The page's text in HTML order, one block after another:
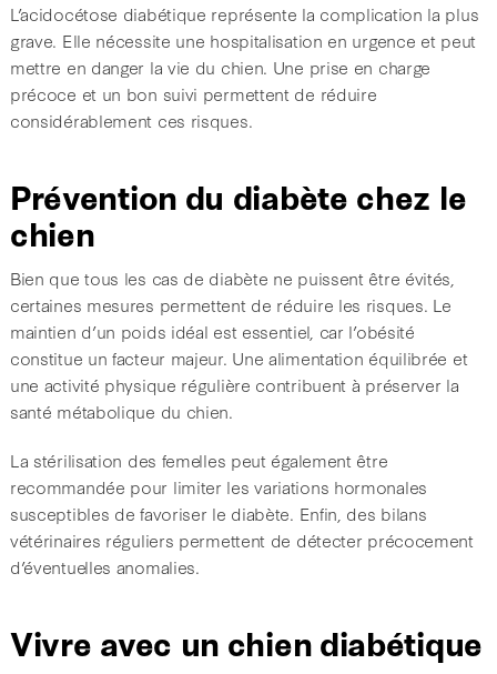
L’acidocétose diabétique représente la complication la plus
grave. Elle nécessite une hospitalisation en urgence et peut
mettre en danger la vie du chien. Une prise en charge
précoce et un bon suivi permettent de réduire
considérablement ces risques.
Prévention du diabète chez le
chien
Bien que tous les cas de diabète ne puissent être évités,
certaines mesures permettent de réduire les risques. Le
maintien d’un poids idéal est essentiel, car l’obésité
constitue un facteur majeur. Une alimentation équilibrée et
une activité physique régulière contribuent à préserver la
santé métabolique du chien.
La stérilisation des femelles peut également être
recommandée pour limiter les variations hormonales
susceptibles de favoriser le diabète. Enfin, des bilans
vétérinaires réguliers permettent de détecter précocement
d’éventuelles anomalies.
Vivre avec un chien diabétique